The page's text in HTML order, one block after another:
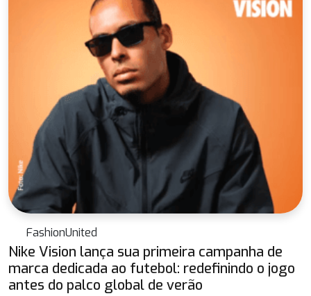
FashionUnited
Nike Vision lança sua primeira campanha de
marca dedicada ao futebol: redefinindo o jogo
antes do palco global de verão